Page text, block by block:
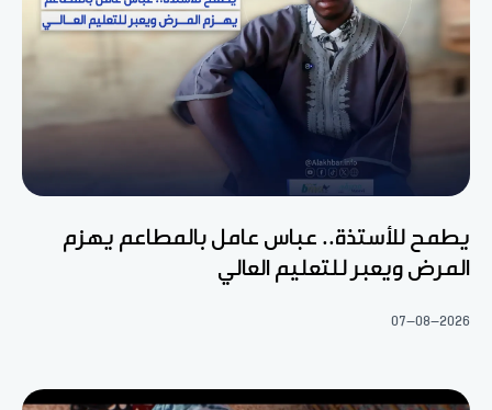
يطمح للأستذة.. عباس عامل بالمطاعم يهزم
المرض ويعبر للتعليم العالي
07-08-2026